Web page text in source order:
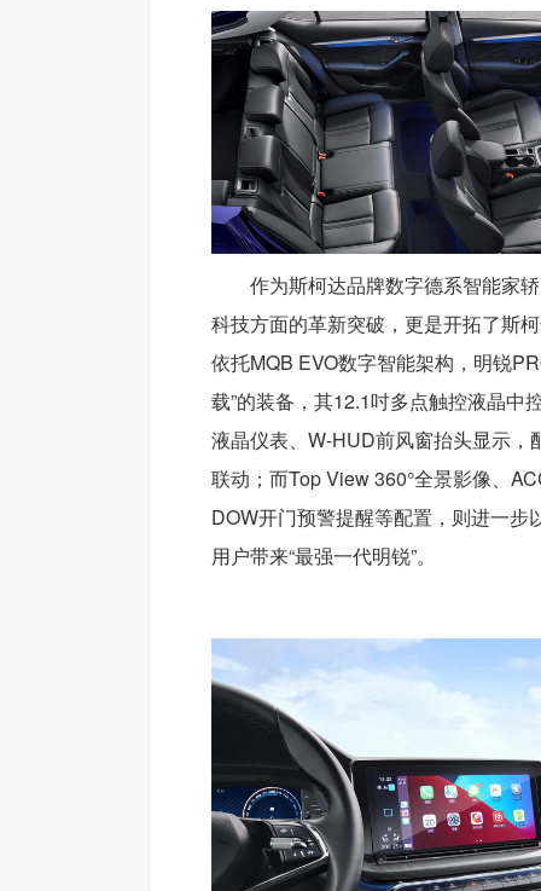
作为斯柯达品牌数字德系智能家
科技方面的革新突破，更是开拓了斯
依托MQB EVO数字智能架构，明锐
载”的装备，其12.1吋多点触控液晶中
液晶仪表、W-HUD前风窗抬头显示，
联动；而Top View 360°全景影像、
DOW开门预警提醒等配置，则进一步
用户带来“最强一代明锐”。